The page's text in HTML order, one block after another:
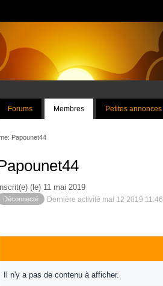
Forums Membres Petites annonces
Papounet44
Inscrit(e) (le) 11 mai 2019
Déconnecté Dernière activité mai 12 2019 11:46
Il n'y a pas de contenu à afficher.